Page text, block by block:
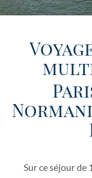
Sur ce séjour de